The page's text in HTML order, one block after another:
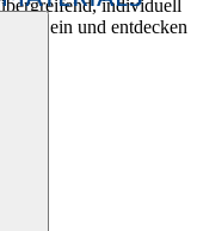
individuell
Sie ein und entdecken